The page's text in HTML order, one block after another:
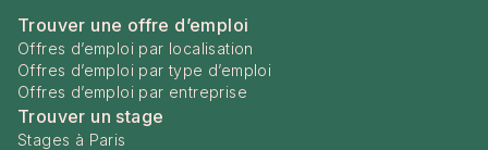
Trouver une offre d’emploi
Offres d’emploi par localisation
Offres d’emploi par type d’emploi
Offres d’emploi par entreprise
Trouver un stage
Stages à Paris